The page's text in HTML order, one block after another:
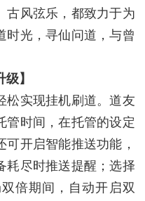
古风弦乐，都致力于为
时光，寻仙问道，与曾
】
松实现挂机刷道。道友
管时间，在托管的设定
开启智能推送功能，
耗尽时推送提醒；选择
倍期间，自动开启双